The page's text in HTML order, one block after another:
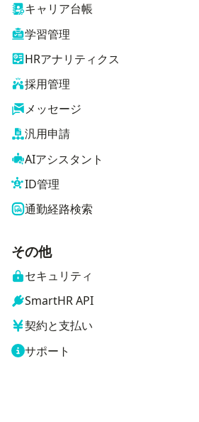
キャリア台帳
学習管理
HRアナリティクス
採用管理
メッセージ
汎用申請
AIアシスタント
ID管理
通勤経路検索
その他
セキュリティ
SmartHR API
契約と支払い
サポート